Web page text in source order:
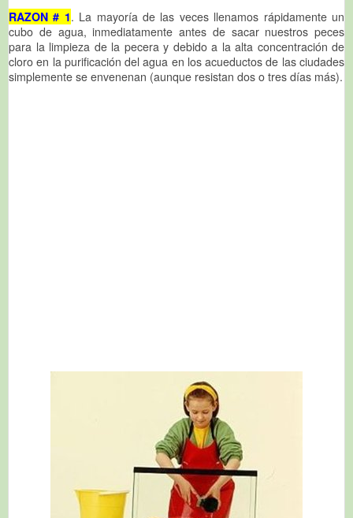
RAZON # 1. La mayoría de las veces llenamos rápidamente un
cubo de agua, inmediatamente antes de sacar nuestros peces
para la limpieza de la pecera y debido a la alta concentración de
cloro en la purificación del agua en los acueductos de las ciudades
simplemente se envenenan (aunque resistan dos o tres días más).